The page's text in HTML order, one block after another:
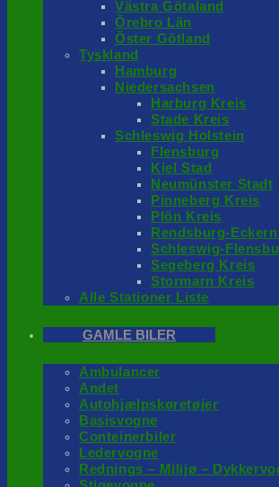
Västra Götaland
Örebro Län
Öster Götland
Tyskland
Hamburg
Niedersachsen
Harburg Kreis
Stade Kreis
Schleswig Holstein
Flensburg
Kiel Stad
Neumünster Stadt
Pinneberg Kreis
Plön Kreis
Rendsburg-
Schleswig-
Segeberg Kreis
Stormarn Kreis
Alle Stationer Liste
GAMLE BILER
Ambulancer
Andet
Autohjælpskøretøjer
Basisvogne
Conteinerbiler
Ledervogne
Rednings – Milijø –